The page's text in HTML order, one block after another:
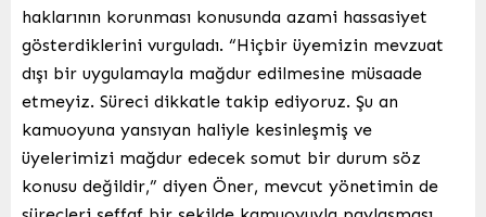
haklarının korunması konusunda azami hassasiyet
gösterdiklerini vurguladı. “Hiçbir üyemizin mevzuat
dışı bir uygulamayla mağdur edilmesine müsaade
etmeyiz. Süreci dikkatle takip ediyoruz. Şu an
kamuoyuna yansıyan haliyle kesinleşmiş ve
üyelerimizi mağdur edecek somut bir durum söz
konusu değildir,” diyen Öner, mevcut yönetimin de